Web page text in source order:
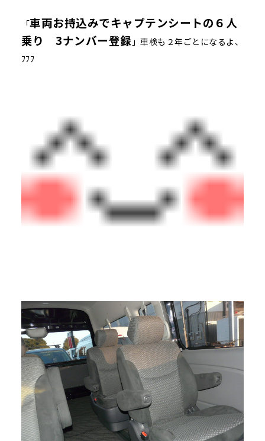
「車両お持込みでキャプテンシートの６人
乗り 3ナンバー登録 」車検も２年ごとになるよ、
ﾌﾌﾌ